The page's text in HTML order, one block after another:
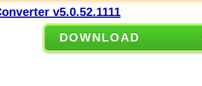
v5.0.52.1111
DOWNLOAD